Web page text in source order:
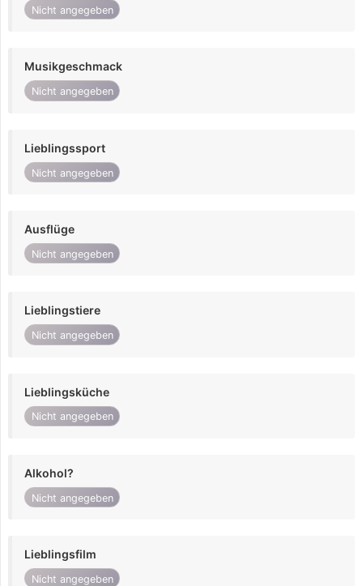
Nicht angegeben
Musikgeschmack
Nicht angegeben
Lieblingssport
Nicht angegeben
Ausflüge
Nicht angegeben
Lieblingstiere
Nicht angegeben
Lieblingsküche
Nicht angegeben
Alkohol?
Nicht angegeben
Lieblingsfilm
Nicht angegeben